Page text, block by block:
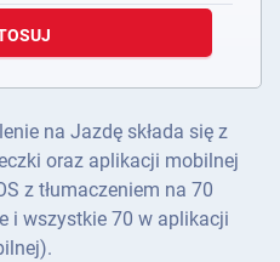
na Jazdę składa się z
oraz aplikacji mobilnej
z tłumaczeniem na 70
i wszystkie 70 w aplikacji